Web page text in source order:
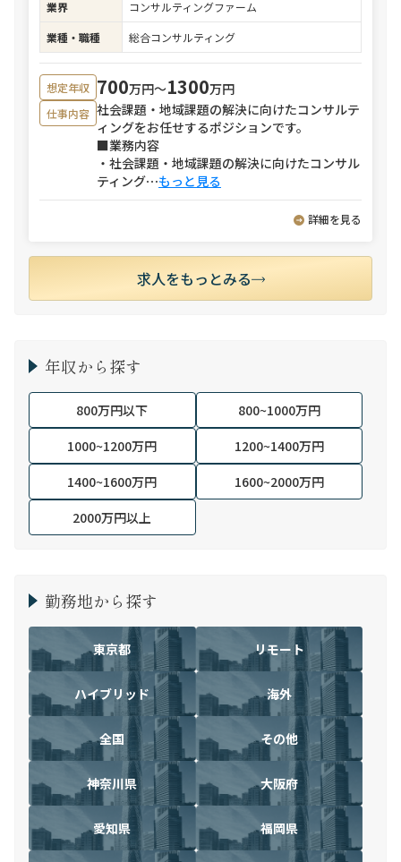
業界
コンサルティングファーム
業種・職種
総合コンサルティング
想定年収 700万円〜1300万円
仕事内容 社会課題・地域課題の解決に向けたコンサルテ
ィングをお任せするポジションです。
■業務内容
・社会課題・地域課題の解決に向けたコンサル
ティング⋯もっと見る
詳細を見る
求人をもっとみる
年収から探す
800万円以下
800~1000万円
1000~1200万円
1200~1400万円
1400~1600万円
1600~2000万円
2000万円以上
勤務地から探す
東京都 リモート
ハイブリッド 海外
全国 その他
神奈川県 大阪府
愛知県 福岡県